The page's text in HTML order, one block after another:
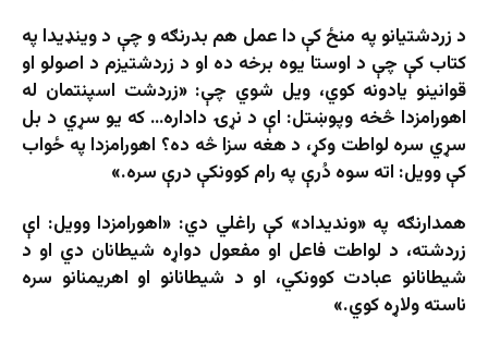
د زردشتيانو په منځ کې دا عمل هم بدرنګه و چې د وينډيدا په
کتاب کې چې د اوستا يوه برخه ده او د زردشتيزم د اصولو او
قوانينو يادونه کوي، ويل شوي چې: «زردشت اسپنتمان له
اهورامزدا څخه وپوښتل: اې د نړۍ داداره… که يو سړي د بل
سړي سره لواطت وکړ، د هغه سزا څه ده؟ اهورامزدا په ځواب
کې وویل: اته سوه دُرې په رام کوونکې درې سره.»
همدارنګه په «ونديداد» کې راغلي دي: «اهورامزدا وويل: اې
زردشته، د لواطت فاعل او مفعول دواړه شیطانان دي او د
شیطانانو عبادت کوونکي، او د شیطانانو او اهریمنانو سره
ناسته ولاړه کوي.»